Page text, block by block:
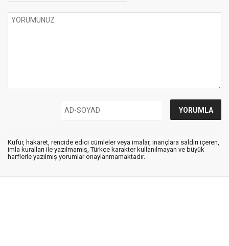
Küfür, hakaret, rencide edici cümleler veya imalar, inançlara saldırı içeren,
imla kuralları ile yazılmamış, Türkçe karakter kullanılmayan ve büyük
harflerle yazılmış yorumlar onaylanmamaktadır.